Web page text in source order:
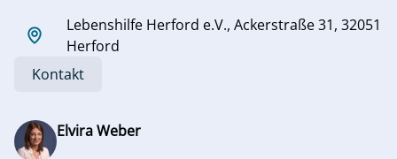
Lebenshilfe Herford e.V., Ackerstraße 31, 32051
Herford
Kontakt
Elvira Weber